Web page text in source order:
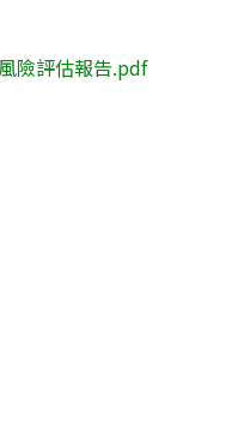
險評估報告.pdf